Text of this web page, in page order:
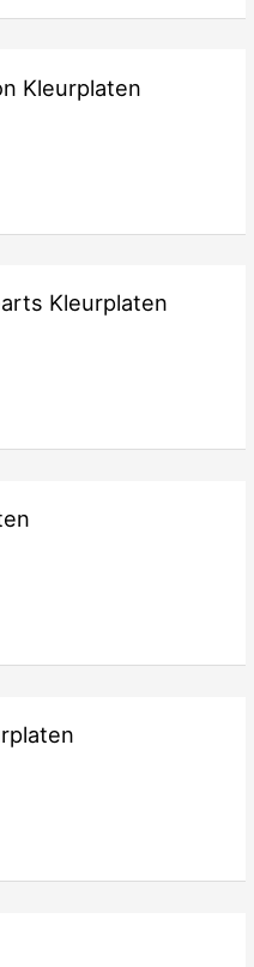
Kleurplaten
Kleurplaten